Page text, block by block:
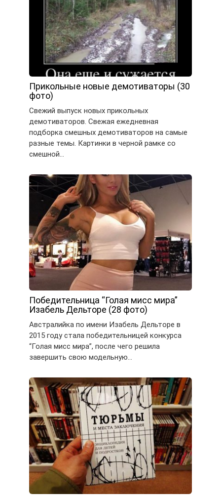
Прикольные новые демотиваторы (30
фото)
Свежий выпуск новых прикольных
демотиваторов. Свежая ежедневная
подборка смешных демотиваторов на самые
разные темы. Картинки в черной рамке со
смешной…
Победительница “Голая мисс мира”
Изабель Дельторе (28 фото)
Австралийка по имени Изабель Дельторе в
2015 году стала победительницей конкурса
“Голая мисс мира”, после чего решила
завершить свою модельную…